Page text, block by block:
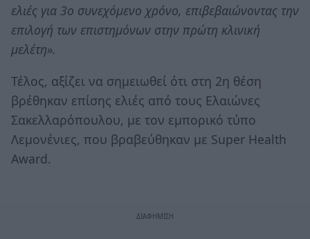
ελιές για 3ο συνεχόμενο χρόνο, επιβεβαιώνοντας την
επιλογή των επιστημόνων στην πρώτη κλινική
μελέτη».
Τέλος, αξίζει να σημειωθεί ότι στη 2η θέση
βρέθηκαν επίσης ελιές από τους Ελαιώνες
Σακελλαρόπουλου, με τον εμπορικό τύπο
Λεμονένιες, που βραβεύθηκαν με Super Health
Award.